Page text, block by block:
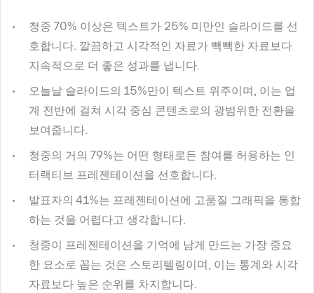
청중 70% 이상은 텍스트가 25% 미만인 슬라이드를 선
호합니다. 깔끔하고 시각적인 자료가 빽빽한 자료보다
지속적으로 더 좋은 성과를 냅니다.
오늘날 슬라이드의 15%만이 텍스트 위주이며, 이는 업
계 전반에 걸쳐 시각 중심 콘텐츠로의 광범위한 전환을
보여줍니다.
청중의 거의 79%는 어떤 형태로든 참여를 허용하는 인
터랙티브 프레젠테이션을 선호합니다.
발표자의 41%는 프레젠테이션에 고품질 그래픽을 통합
하는 것을 어렵다고 생각합니다.
청중이 프레젠테이션을 기억에 남게 만드는 가장 중요
한 요소로 꼽는 것은 스토리텔링이며, 이는 통계와 시각
자료보다 높은 순위를 차지합니다.